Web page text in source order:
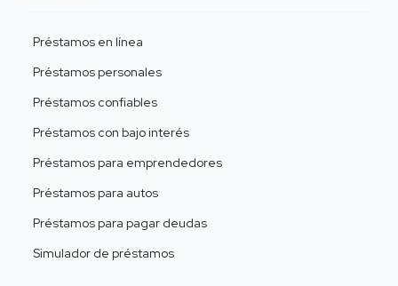
Préstamos en línea
Préstamos personales
Préstamos confiables
Préstamos con bajo interés
Préstamos para emprendedores
Préstamos para autos
Préstamos para pagar deudas
Simulador de préstamos